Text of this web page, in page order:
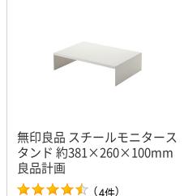
無印良品 スチールモニタース
タンド 約381×260×100mm
良品計画
（4件）